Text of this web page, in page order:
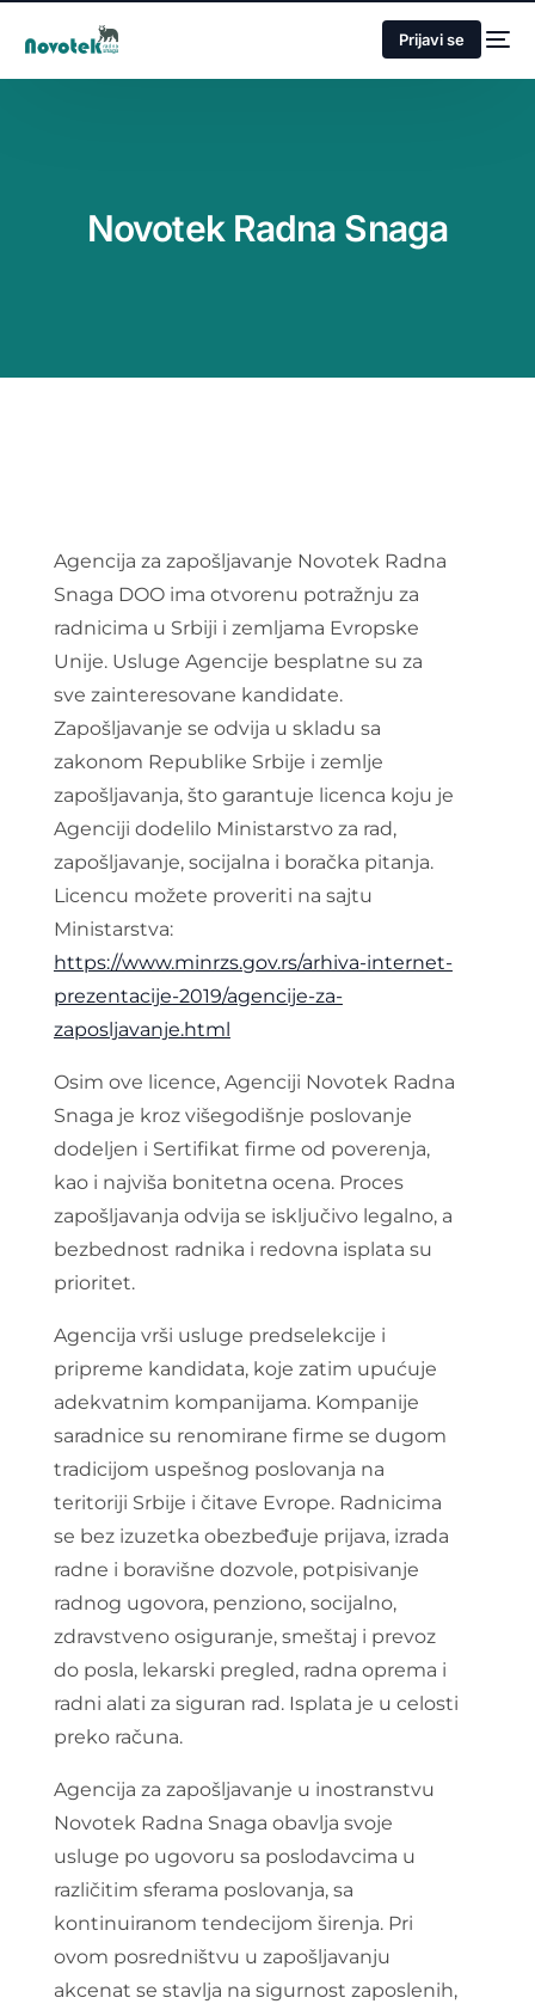
Prijavi se
Novotek Radna Snaga
Agencija za zapošljavanje Novotek Radna
Snaga DOO ima otvorenu potražnju za
radnicima u Srbiji i zemljama Evropske
Unije. Usluge Agencije besplatne su za
sve zainteresovane kandidate.
Zapošljavanje se odvija u skladu sa
zakonom Republike Srbije i zemlje
zapošljavanja, što garantuje licenca koju je
Agenciji dodelilo Ministarstvo za rad,
zapošljavanje, socijalna i boračka pitanja.
Licencu možete proveriti na sajtu
Ministarstva:
https://www.minrzs.gov.rs/arhiva-internet-
prezentacije-2019/agencije-za-
zaposljavanje.html
Osim ove licence, Agenciji Novotek Radna
Snaga je kroz višegodišnje poslovanje
dodeljen i Sertifikat firme od poverenja,
kao i najviša bonitetna ocena. Proces
zapošljavanja odvija se isključivo legalno, a
bezbednost radnika i redovna isplata su
prioritet.
Agencija vrši usluge predselekcije i
pripreme kandidata, koje zatim upućuje
adekvatnim kompanijama. Kompanije
saradnice su renomirane firme se dugom
tradicijom uspešnog poslovanja na
teritoriji Srbije i čitave Evrope. Radnicima
se bez izuzetka obezbeđuje prijava, izrada
radne i boravišne dozvole, potpisivanje
radnog ugovora, penziono, socijalno,
zdravstveno osiguranje, smeštaj i prevoz
do posla, lekarski pregled, radna oprema i
radni alati za siguran rad. Isplata je u celosti
preko računa.
Agencija za zapošljavanje u inostranstvu
Novotek Radna Snaga obavlja svoje
usluge po ugovoru sa poslodavcima u
različitim sferama poslovanja, sa
kontinuiranom tendecijom širenja. Pri
ovom posredništvu u zapošljavanju
akcenat se stavlja na sigurnost zaposlenih,